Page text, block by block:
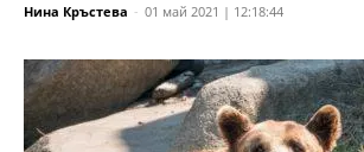
Нина Кръстева - 01 май 2021 | 12:18:44